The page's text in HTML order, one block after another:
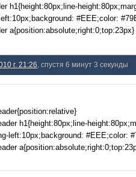
h1{height:80px;line-
#EEE;color:
a{position:absolute;right:0;top:23px}
г. 21:26 , спустя 6 минут 3 секунды
h1{height:80px;line-
left:10px;background: #EEE;color: